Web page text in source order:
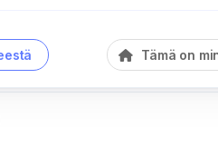
Tämä on